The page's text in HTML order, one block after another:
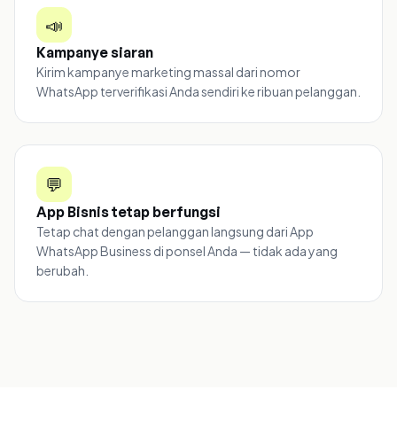
📣
Kampanye siaran
Kirim kampanye marketing massal dari nomor
WhatsApp terverifikasi Anda sendiri ke ribuan pelanggan.
💬
App Bisnis tetap berfungsi
Tetap chat dengan pelanggan langsung dari App
WhatsApp Business di ponsel Anda — tidak ada yang
berubah.